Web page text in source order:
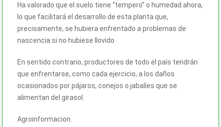
Ha valorado que el suelo tiene “tempero” o humedad ahora,
lo que facilitará el desarrollo de esta planta que,
precisamente, se hubiera enfrentado a problemas de
nascencia si no hubiese llovido.
En sentido contrario, productores de todo el país tendrán
que enfrentarse, como cada ejercicio, a los daños
ocasionados por pájaros, conejos o jabalíes que se
alimentan del girasol.
Agroinformacion.